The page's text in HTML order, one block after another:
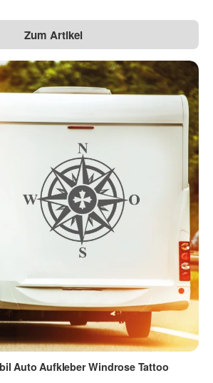
Zum Artikel
Auto Aufkleber Windrose Tattoo